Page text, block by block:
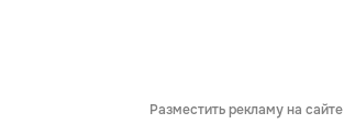
Разместить рекламу на сайте